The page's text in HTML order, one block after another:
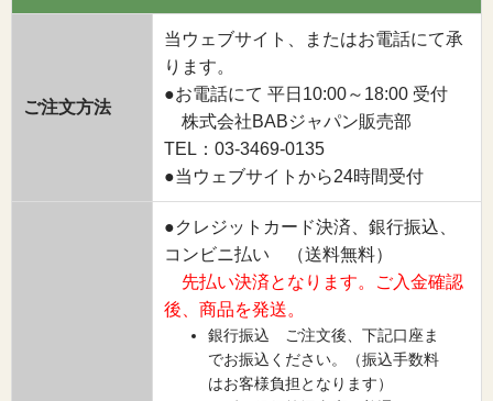
ご注文方法
当ウェブサイト、またはお電話にて承
ります。
●お電話にて 平日10:00～18:00 受付
株式会社BABジャパン販売部
TEL：03-3469-0135
●当ウェブサイトから24時間受付
●クレジットカード決済、銀行振込、
コンビニ払い （送料無料）
先払い決済となります。ご入金確認
後、商品を発送。
銀行振込 ご注文後、下記口座ま
でお振込ください。（振込手数料
はお客様負担となります）